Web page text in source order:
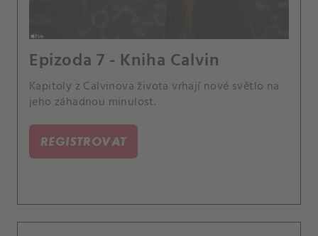
Epizoda 7 - Kniha Calvin
Kapitoly z Calvinova života vrhají nové světlo na
jeho záhadnou minulost.
REGISTROVAT